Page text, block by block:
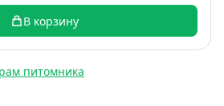
В корзину
питомника